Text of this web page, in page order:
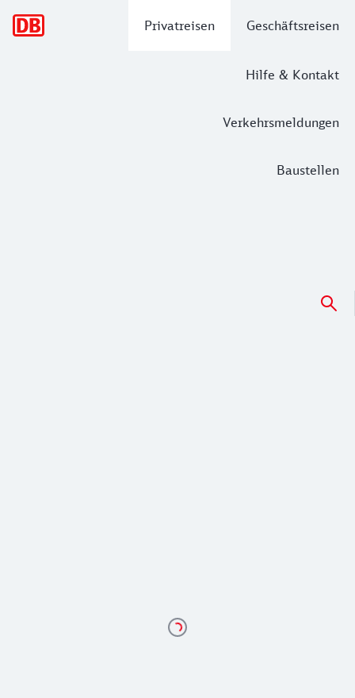
Privatreisen Geschäftsreisen
Hilfe & Kontakt
Verkehrsmeldungen
Baustellen